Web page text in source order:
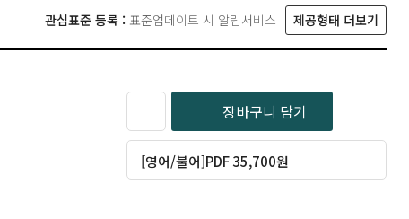
관심표준 등록 : 표준업데이트 시 알림서비스 제공형태 더보기
장바구니 담기
[영어/불어]PDF 35,700원